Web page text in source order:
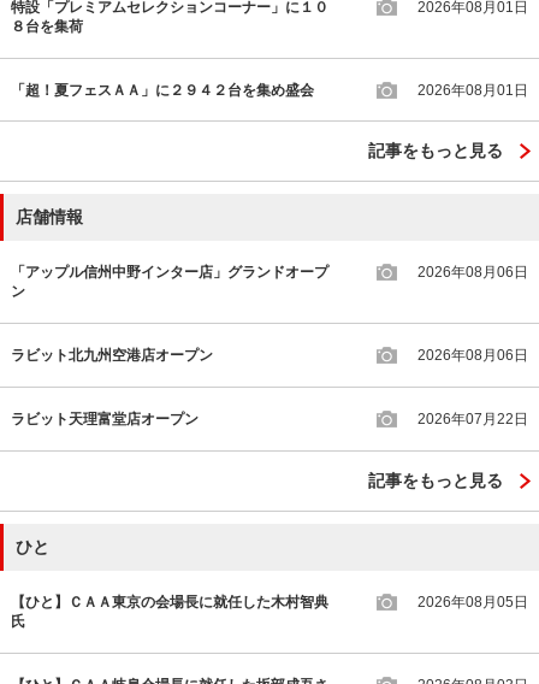
特設「プレミアムセレクションコーナー」に１０
８台を集荷
2026年08月01日
「超！夏フェスＡＡ」に２９４２台を集め盛会 2026年08月01日
記事をもっと見る
店舗情報
「アップル信州中野インター店」グランドオープ
ン
2026年08月06日
ラビット北九州空港店オープン 2026年08月06日
ラビット天理富堂店オープン 2026年07月22日
記事をもっと見る
ひと
【ひと】ＣＡＡ東京の会場長に就任した木村智典
氏
2026年08月05日